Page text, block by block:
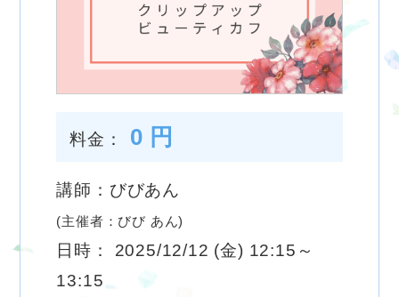
料金： 0 円
講師：びびあん
(主催者：びび あん)
日時： 2025/12/12 (金) 12:15～
13:15